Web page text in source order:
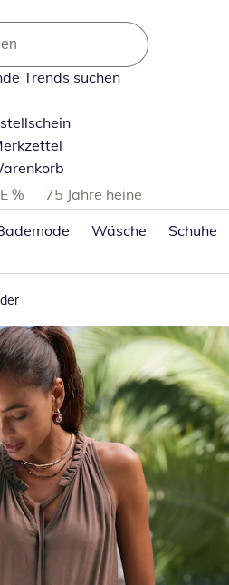
Trends suchen
%
75 Jahre heine
Wäsche Schuhe